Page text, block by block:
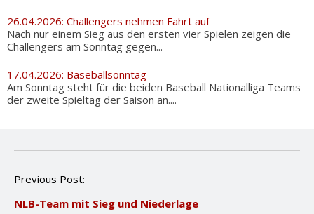
26.04.2026: Challengers nehmen Fahrt auf
Nach nur einem Sieg aus den ersten vier Spielen zeigen die
Challengers am Sonntag gegen...
17.04.2026: Baseballsonntag
Am Sonntag steht für die beiden Baseball Nationalliga Teams
der zweite Spieltag der Saison an....
P
s
Previous Post:
NLB-Team mit Sieg und Niederlage